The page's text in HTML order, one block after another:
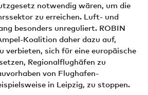
notwendig wären, um die
zu erreichen. Luft- und
besonders unreguliert. ROBIN
Koalition daher dazu auf,
verbieten, sich für eine europäische
Regionalflughäfen zu
von Flughafen-
in Leipzig, zu stoppen.